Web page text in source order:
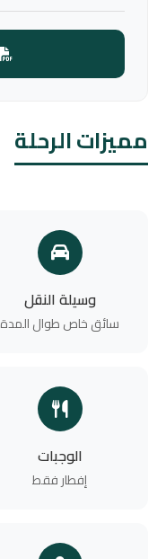
مميزات الرحلة
وسيلة النقل
سائق خاص طوال المدة
الوجبات
إفطار فقط